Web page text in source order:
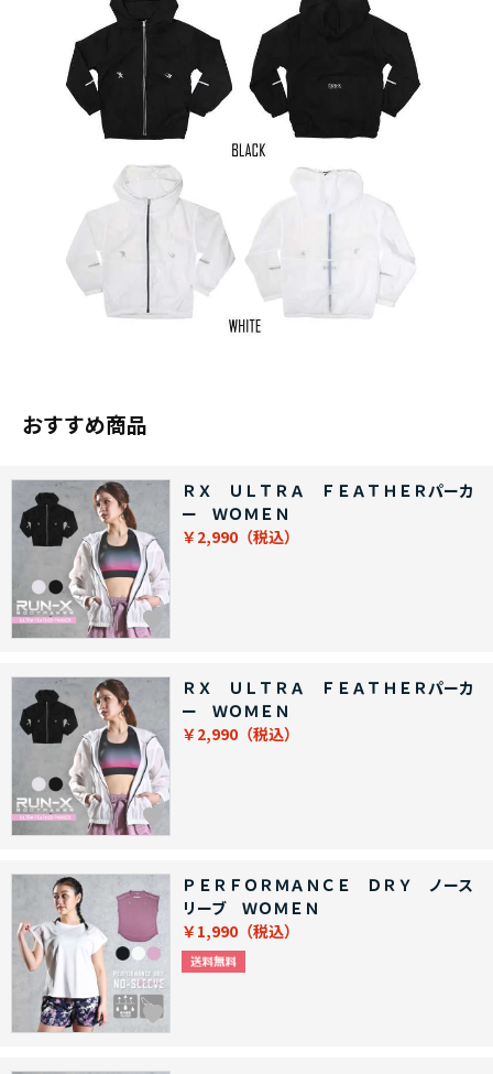
おすすめ商品
ＲＸ ＵＬＴＲＡ ＦＥＡＴＨＥＲパーカ
ー ＷＯＭＥＮ
￥2,990
ＲＸ ＵＬＴＲＡ ＦＥＡＴＨＥＲパーカ
ー ＷＯＭＥＮ
￥2,990
ＰＥＲＦＯＲＭＡＮＣＥ ＤＲＹ ノース
リーブ ＷＯＭＥＮ
￥1,990